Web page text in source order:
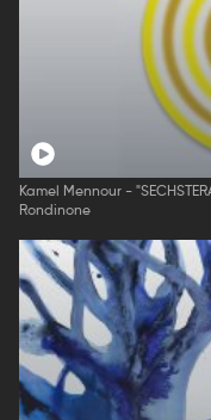
Kamel Mennour -
Rondinone